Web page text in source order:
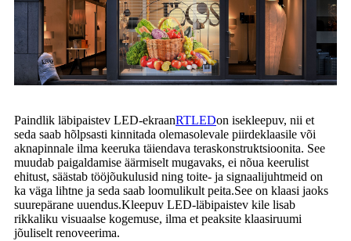
Paindlik läbipaistev LED-ekraanRTLEDon isekleepuv, nii et
seda saab hõlpsasti kinnitada olemasolevale piirdeklaasile või
aknapinnale ilma keeruka täiendava teraskonstruktsioonita. See
muudab paigaldamise äärmiselt mugavaks, ei nõua keerulist
ehitust, säästab tööjõukulusid ning toite- ja signaalijuhtmeid on
ka väga lihtne ja seda saab loomulikult peita.See on klaasi jaoks
suurepärane uuendus.Kleepuv LED-läbipaistev kile lisab
rikkaliku visuaalse kogemuse, ilma et peaksite klaasiruumi
jõuliselt renoveerima.